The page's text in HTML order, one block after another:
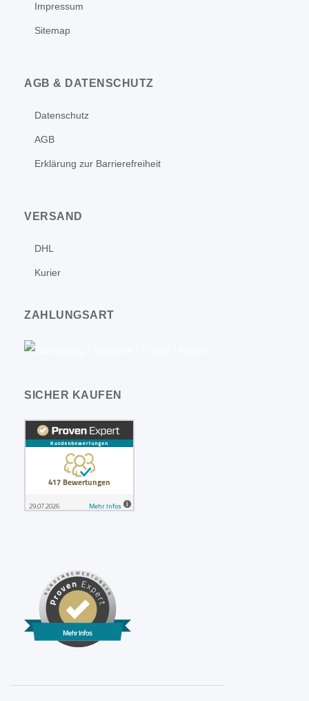
Impressum
Sitemap
AGB & DATENSCHUTZ
Datenschutz
AGB
Erklärung zur Barrierefreiheit
VERSAND
DHL
Kurier
ZAHLUNGSART
SICHER KAUFEN
Mehr Infos